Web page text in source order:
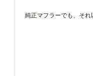
純正マフラーでも、それ